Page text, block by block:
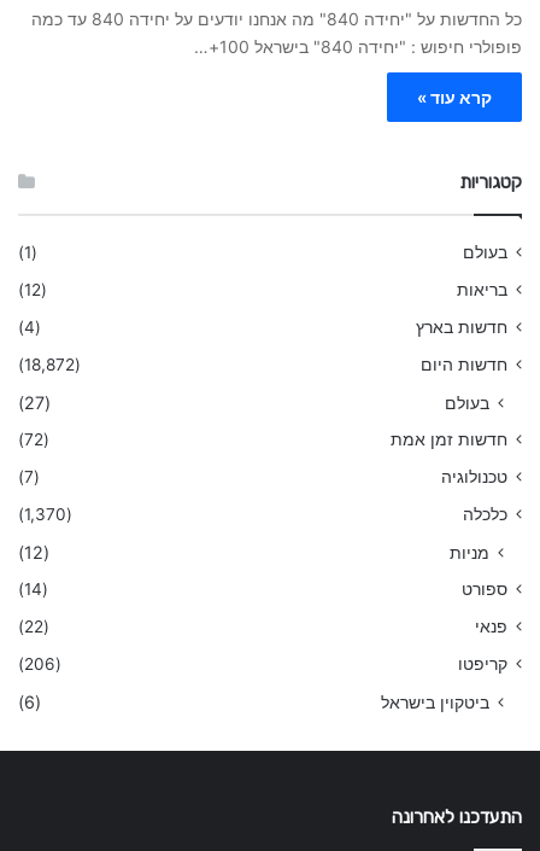
כל החדשות על "יחידה 840" מה אנחנו יודעים על יחידה 840 עד כמה
פופולרי חיפוש : "יחידה 840" בישראל 100+…
קרא עוד »
קטגוריות
בעולם
(1)
בריאות
(12)
חדשות בארץ
(4)
חדשות היום
(18,872)
בעולם (27)
חדשות זמן אמת
(72)
טכנולוגיה
(7)
כלכלה
(1,370)
מניות (12)
ספורט
(14)
פנאי
(22)
קריפטו
(206)
ביטקוין בישראל (6)
התעדכנו לאחרונה